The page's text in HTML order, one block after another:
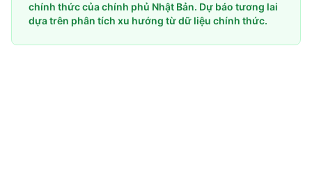
chính thức của chính phủ Nhật Bản. Dự báo tương lai
dựa trên phân tích xu hướng từ dữ liệu chính thức.